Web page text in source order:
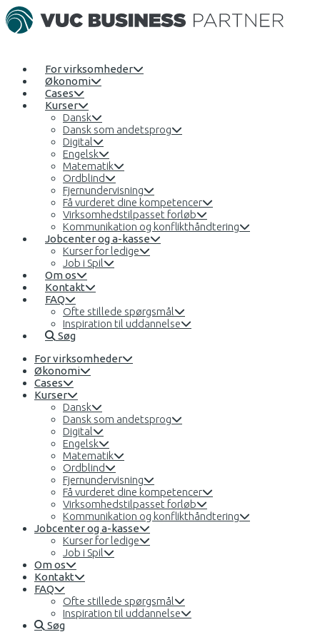
For virksomheder
Økonomi
Cases
Kurser
Dansk
Dansk som andetsprog
Digital
Engelsk
Matematik
Ordblind
Fjernundervisning
Få vurderet dine kompetencer
Virksomhedstilpasset forløb
Kommunikation og konflikthåndtering
Jobcenter og a-kasse
Kurser for ledige
Job i Spil
Om os
Kontakt
FAQ
Ofte stillede spørgsmål
Inspiration til uddannelse
Søg
For virksomheder
Økonomi
Cases
Kurser
Dansk
Dansk som andetsprog
Digital
Engelsk
Matematik
Ordblind
Fjernundervisning
Få vurderet dine kompetencer
Virksomhedstilpasset forløb
Kommunikation og konflikthåndtering
Jobcenter og a-kasse
Kurser for ledige
Job i Spil
Om os
Kontakt
FAQ
Ofte stillede spørgsmål
Inspiration til uddannelse
Søg